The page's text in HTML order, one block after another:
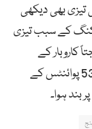
735پوائنٹس کی تیزی بھی دیکھی
کے سبب تیزی
کاروبار کے
اختتام پر کے ایس ای-100 انڈیکس 532.56 پوائنٹس کے